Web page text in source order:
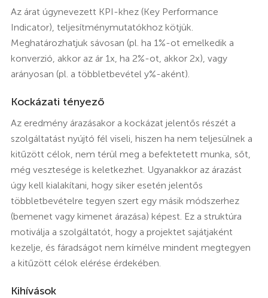
Az árat úgynevezett KPI-khez (Key Performance
Indicator), teljesítménymutatókhoz kötjük.
Meghatározhatjuk sávosan (pl. ha 1%-ot emelkedik a
konverzió, akkor az ár 1x, ha 2%-ot, akkor 2x), vagy
arányosan (pl. a többletbevétel y%-aként).
Kockázati tényező
Az eredmény árazásakor a kockázat jelentős részét a
szolgáltatást nyújtó fél viseli, hiszen ha nem teljesülnek a
kitűzött célok, nem térül meg a befektetett munka, sőt,
még vesztesége is keletkezhet. Ugyanakkor az árazást
úgy kell kialakítani, hogy siker esetén jelentős
többletbevételre tegyen szert egy másik módszerhez
(bemenet vagy kimenet árazása) képest. Ez a struktúra
motiválja a szolgáltatót, hogy a projektet sajátjaként
kezelje, és fáradságot nem kímélve mindent megtegyen
a kitűzött célok elérése érdekében.
Kihívások